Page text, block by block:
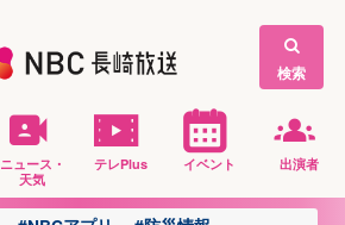
検索
ニュース・
天気
テレPlus イベント 出演者